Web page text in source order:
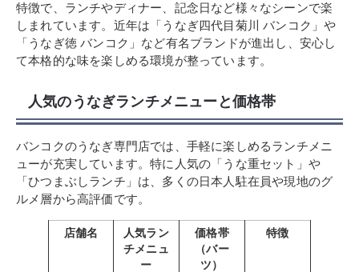
特徴で、ランチやディナー、記念日など様々なシーンで楽
しまれています。近年は「うなぎ四代目菊川 バンコク」や
「うなぎ徳 バンコク」など有名ブランドが進出し、安心し
て本格的な味を楽しめる環境が整っています。
人気のうなぎランチメニューと価格帯
バンコクのうなぎ専門店では、手軽に楽しめるランチメニ
ューが充実しています。特に人気の「うな重セット」や
「ひつまぶしランチ」は、多くの日本人駐在員や現地のグ
ルメ層から高評価です。
店舗名
人気ラン
チメニュ
ー
価格帯
（バー
ツ）
特徴